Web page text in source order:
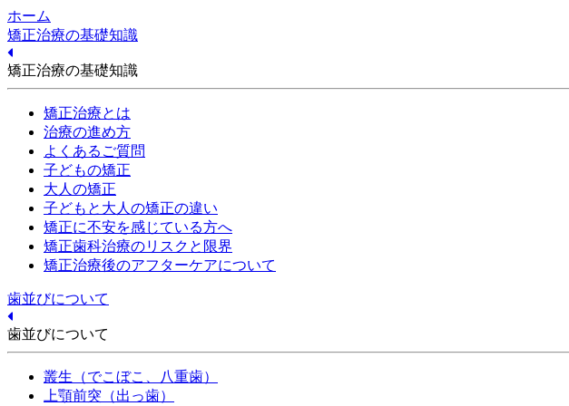
ホーム
矯正治療の基礎知識
矯正治療の基礎知識
矯正治療とは
治療の進め方
よくあるご質問
子どもの矯正
大人の矯正
子どもと大人の矯正の違い
矯正に不安を感じている方へ
矯正歯科治療のリスクと限界
矯正治療後のアフターケアについて
歯並びについて
歯並びについて
叢生（でこぼこ、八重歯）
上顎前突（出っ歯）